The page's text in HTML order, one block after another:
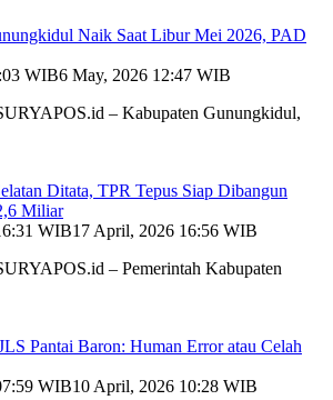
Naik Saat Libur Mei 2026, PAD
WIB6 May, 2026 12:47 WIB
– Kabupaten Gunungkidul,
Ditata, TPR Tepus Siap Dibangun
Miliar
WIB17 April, 2026 16:56 WIB
– Pemerintah Kabupaten
Pantai Baron: Human Error atau Celah
WIB10 April, 2026 10:28 WIB